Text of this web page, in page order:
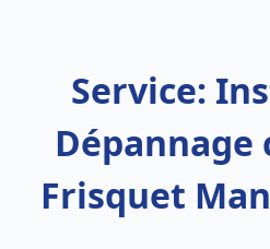
Service:
Dépannage
Frisquet